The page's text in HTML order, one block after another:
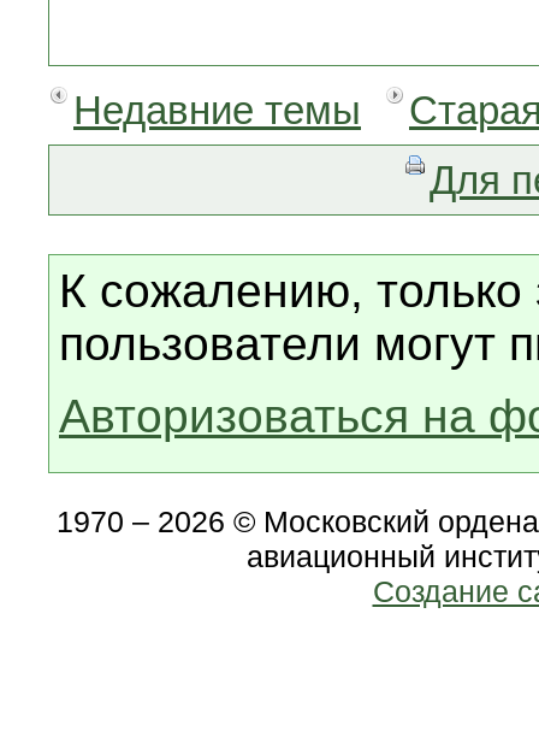
Недавние темы
Для
К сожалению, только
пользователи могут
Авторизоваться на
1970 – 2026 © Московский
авиационный
Создание